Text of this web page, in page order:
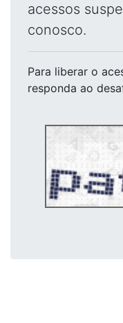
acessos
conosco.
Para liberar o
responda ao